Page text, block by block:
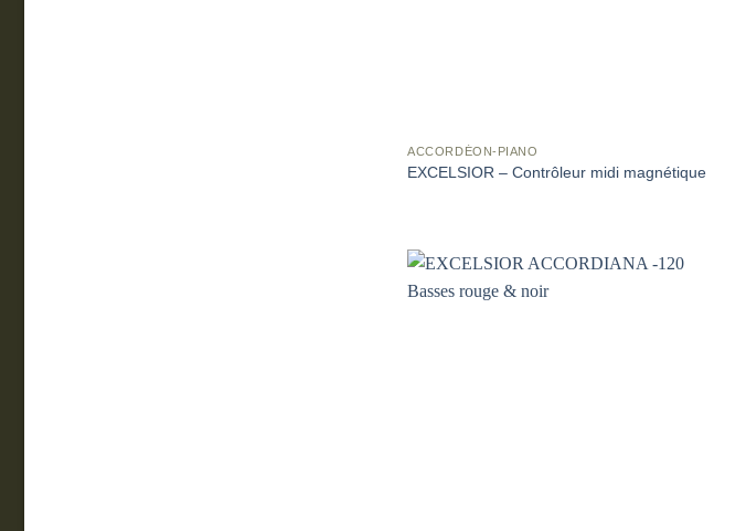
ACCORDÉON-PIANO
EXCELSIOR – Contrôleur midi magnétique